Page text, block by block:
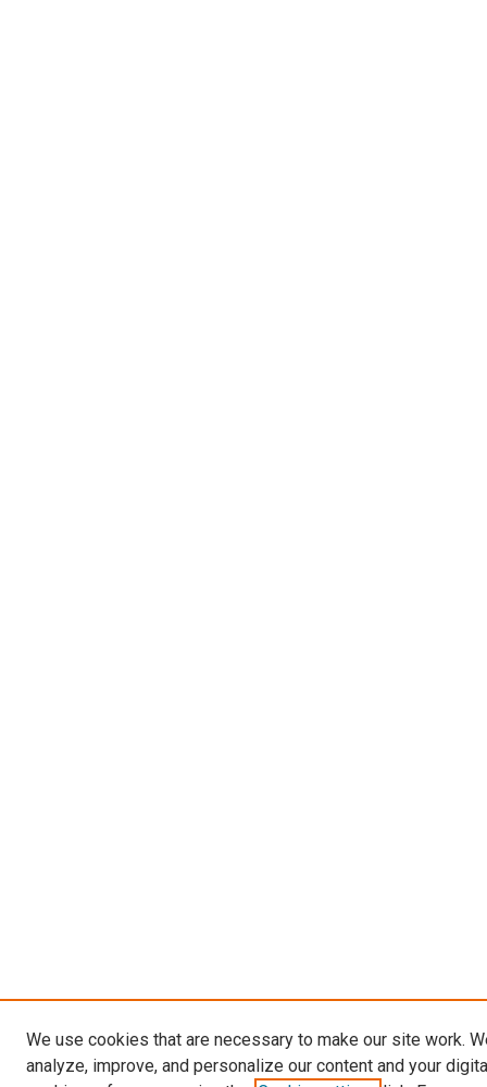
We use cookies that are necessary to make our site work.
analyze, improve, and personalize our content and your